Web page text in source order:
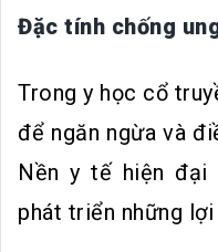
Đặc tính chống
Trong y học cổ
để ngăn ngừa và
Nền y tế hiện đại
phát triển những